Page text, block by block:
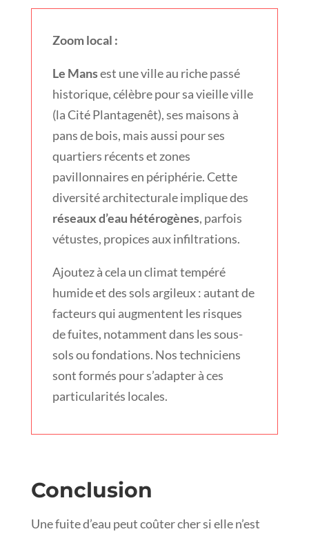
Zoom local :
Le Mansest une ville au riche passé
historique, célèbre pour sa vieille ville
(la Cité Plantagenêt), ses maisons à
pans de bois, mais aussi pour ses
quartiers récents et zones
pavillonnaires en périphérie. Cette
diversité architecturale implique des
réseaux d’eau hétérogènes, parfois
vétustes, propices aux infiltrations.
Ajoutez à cela un climat tempéré
humide et des sols argileux : autant de
facteurs qui augmentent les risques
de fuites, notamment dans les sous-
sols ou fondations. Nos techniciens
sont formés pour s’adapter à ces
particularités locales.
Conclusion
Une fuite d’eau peut coûter cher si elle n’est